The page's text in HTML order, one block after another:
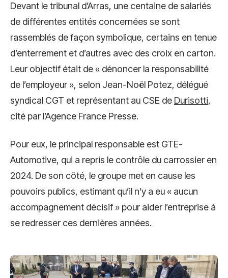
Devant le tribunal d’Arras, une centaine de salariés
de différentes entités concernées se sont
rassemblés de façon symbolique, certains en tenue
d’enterrement et d’autres avec des croix en carton.
Leur objectif était de « dénoncer la responsabilité
de l’employeur », selon Jean-Noël Potez, délégué
syndical CGT et représentant au CSE de Durisotti,
cité par l’Agence France Presse.
Pour eux, le principal responsable est GTE-
Automotive, qui a repris le contrôle du carrossier en
2024. De son côté, le groupe met en cause les
pouvoirs publics, estimant qu’il n’y a eu « aucun
accompagnement décisif » pour aider l’entreprise à
se redresser ces dernières années.